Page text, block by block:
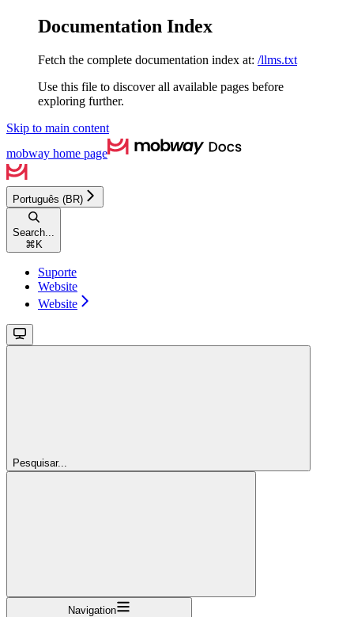
Documentation Index
Fetch the complete documentation index at: /llms.txt
Use this file to discover all available pages before
exploring further.
Skip to main content
mobway home page
Português (BR)
Search...
⌘ K
Suporte
Website
Website
Pesquisar...
Navigation